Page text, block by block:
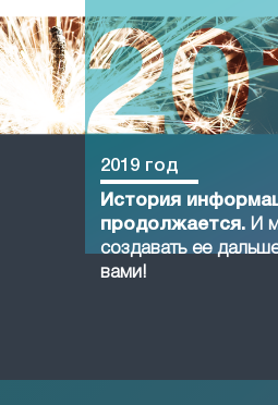
2019 год
История
продолжается. И
создавать ее
вами!